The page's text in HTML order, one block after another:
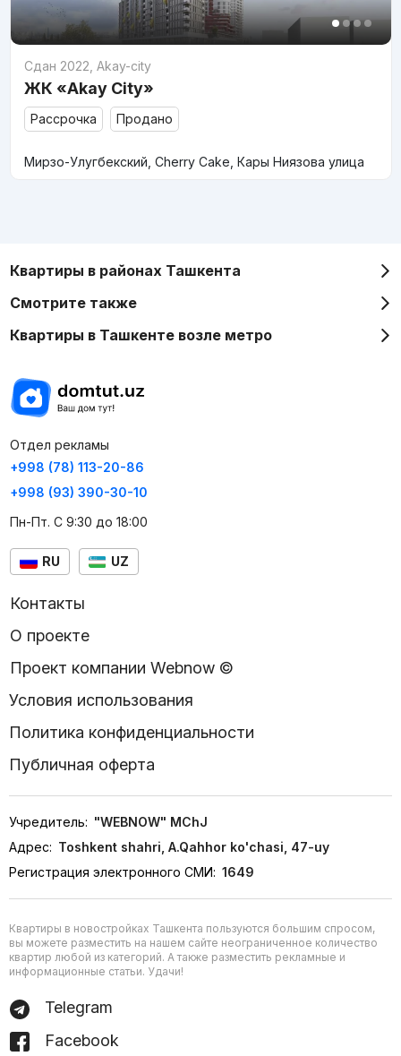
Сдан 2022 Akay-city
ЖК «Akay City»
Рассрочка Продано
Мирзо-Улугбекский, Cherry Cake, Кары Ниязова улица
Квартиры в районах Ташкента
Смотрите также
Квартиры в Ташкенте возле метро
Отдел рекламы
+998 (78) 113-20-86
+998 (93) 390-30-10
Пн-Пт. С 9:30 до 18:00
RU UZ
Контакты
О проекте
Проект компании Webnow ©
Условия использования
Политика конфиденциальности
Публичная оферта
Учредитель: "WEBNOW" MChJ
Адрес: Toshkent shahri, A.Qahhor ko'chasi, 47-uy
Регистрация электронного СМИ: 1649
Квартиры в новостройках Ташкента пользуются большим спросом,
вы можете разместить на нашем сайте неограниченное количество
квартир любой из категорий. А также разместить рекламные и
информационные статьи. Удачи!
Telegram
Facebook